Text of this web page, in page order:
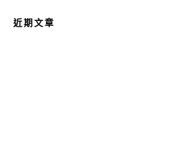
近期文章